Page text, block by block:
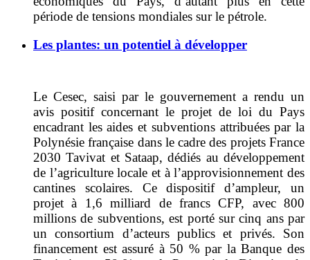
période de tensions mondiales sur le pétrole.
Les plantes: un potentiel à développer
Le Cesec, saisi par le gouvernement a rendu un
avis positif concernant le projet de loi du Pays
encadrant les aides et subventions attribuées par la
Polynésie française dans le cadre des projets France
2030 Tavivat et Sataap, dédiés au développement
de l’agriculture locale et à l’approvisionnement des
cantines scolaires. Ce dispositif d’ampleur, un
projet à 1,6 milliard de francs CFP, avec 800
millions de subventions, est porté sur cinq ans par
un consortium d’acteurs publics et privés. Son
financement est assuré à 50 % par la Banque des